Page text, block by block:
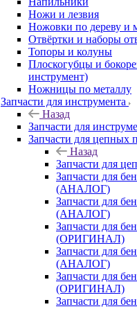
Ножи и лезвия
Ножовки по дереву и
Отвёртки и наборы
Топоры и колуны
Плоскогубцы и
инструмент)
Ножницы по металлу
Запчасти для инструмента
Назад
Запчасти для
Запчасти для цепных
Назад
Запчасти для
Запчасти для
(АНАЛОГ)
Запчасти для
(АНАЛОГ)
Запчасти для
(ОРИГИНАЛ)
Запчасти для
(АНАЛОГ)
Запчасти для
(ОРИГИНАЛ)
Запчасти для